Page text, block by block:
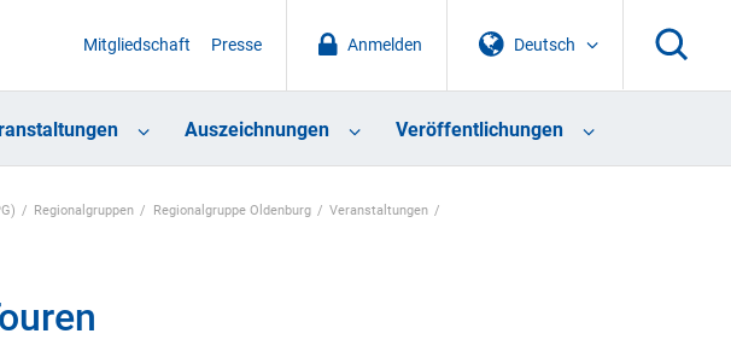
Deutsch
Anmelden
Mitgliedschaft Presse
Auszeichnungen Veröffentlichungen
Regionalgruppen Regionalgruppe Oldenburg
Veranstaltungen